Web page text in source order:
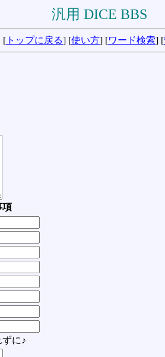
汎用 DICE BBS
[ トップに戻る] [使い方] [ワード検索] [
項
に♪